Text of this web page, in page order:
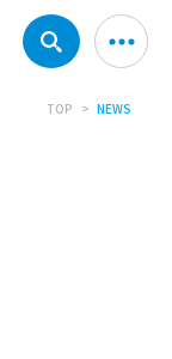
TOP NEWS